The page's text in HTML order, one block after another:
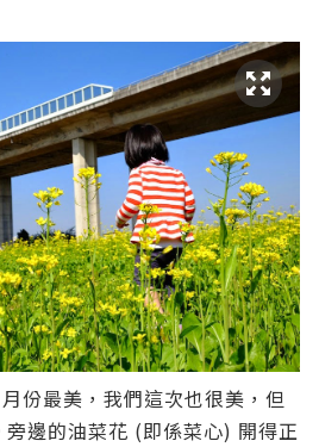
份最美，我們這次也很美，但
邊的油菜花 (即係菜心) 開得正